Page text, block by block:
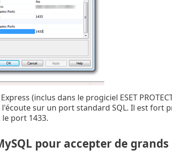
(inclus dans le progiciel ESET
sur un port standard SQL. Il est fort
port 1433.
pour accepter de grands